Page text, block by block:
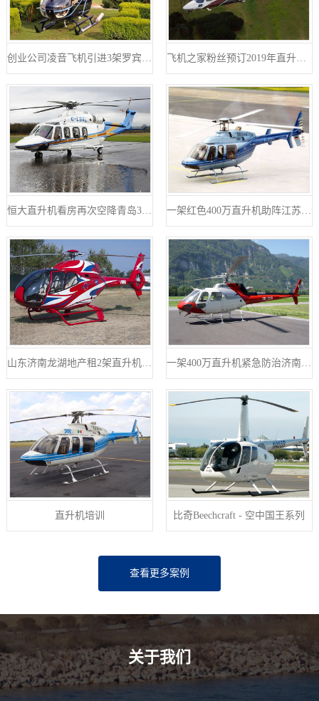
飞机之家粉丝预订2019年直升机婚礼
恒大直升机看房再次空降青岛360度空中看楼盘
山东济南龙湖地产租2架直升机楼盘开业
直升机培训 比奇Beechcraft - 空中国王系列
查看更多案例
关于我们